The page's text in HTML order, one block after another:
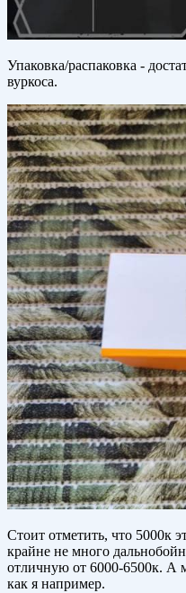
Упаковка/распаковка -
вуркоса.
Стоит отметить, что 5000к
крайне не много
отличную от 6000-6500к. А
как я например.